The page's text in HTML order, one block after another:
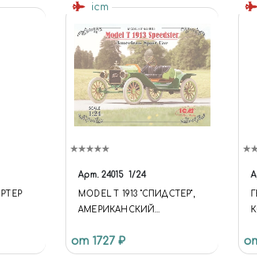
icm
Арт. 24015 1/24
MODEL T 1913 "СПИДСТЕР",
АМЕРИКАНСКИЙ
АВТОМОБИЛЬ
от 1727 ₽